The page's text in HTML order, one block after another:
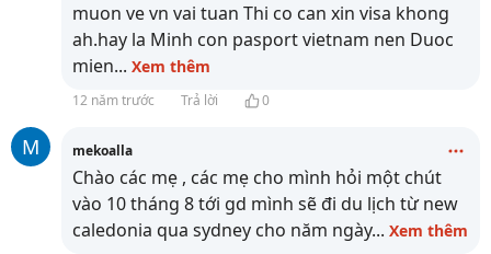
muon ve vn vai tuan Thi co can xin visa khong
ah.hay la Minh con pasport vietnam nen Duoc
mien... Xem thêm
12 năm trước Trả lời 0
M mekoalla
Chào các mẹ , các mẹ cho mình hỏi một chút
vào 10 tháng 8 tới gd mình sẽ đi du lịch từ new
caledonia qua sydney cho năm ngày... Xem thêm